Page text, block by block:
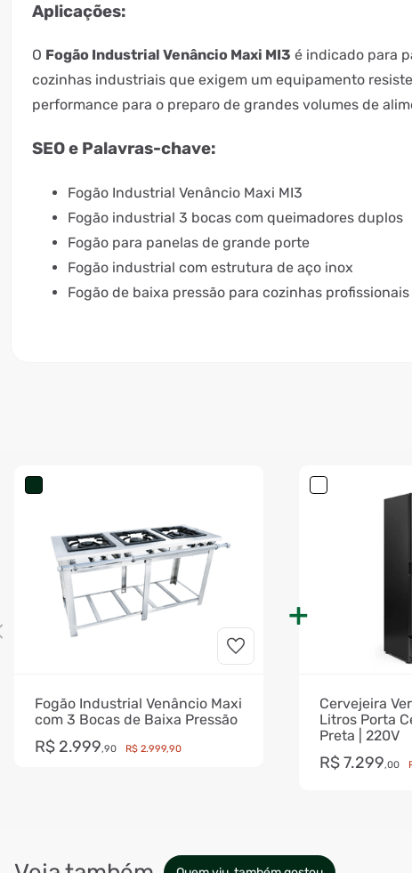
Aplicações:
O Fogão Industrial Venâncio Maxi MI3 é indicado para
cozinhas industriais que exigem um equipamento
performance para o preparo de grandes volumes de
SEO e Palavras-chave:
Fogão Industrial Venâncio Maxi MI3
Fogão industrial 3 bocas com queimadores duplos
Fogão para panelas de grande porte
Fogão industrial com estrutura de aço inox
Fogão de baixa pressão para cozinhas profissionais
Fogão Industrial Venâncio Maxi
com 3 Bocas de Baixa Pressão
R$ 2.999,90 R$ 2.999,90
Cervejeira
Litros Porta
Preta | 220V
R$ 7.299,00